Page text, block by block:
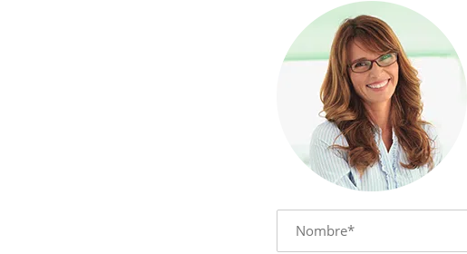
Name